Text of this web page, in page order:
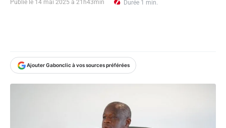
Publié le 14 mai 2025 à 21h43min Durée 1 min.
Ajouter Gabonclic à vos sources préférées